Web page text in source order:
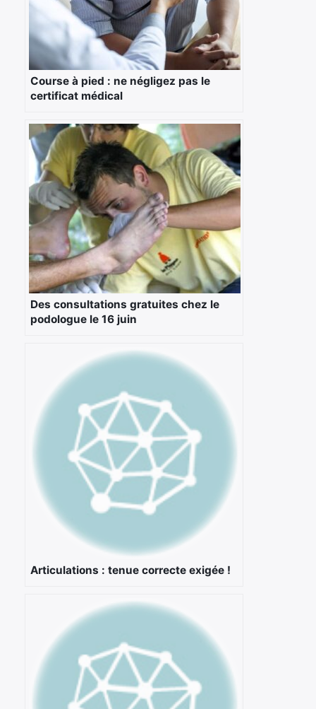
Course à pied : ne négligez pas le
certificat médical
Des consultations gratuites chez le
podologue le 16 juin
Articulations : tenue correcte exigée !